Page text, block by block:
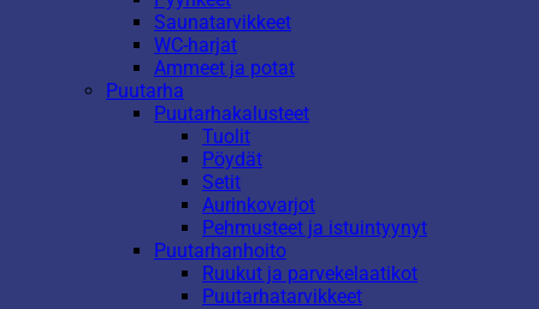
Saunatarvikkeet
WC-harjat
Ammeet ja potat
Puutarha
Puutarhakalusteet
Tuolit
Pöydät
Setit
Aurinkovarjot
Pehmusteet ja istuintyynyt
Puutarhanhoito
Ruukut ja parvekelaatikot
Puutarhatarvikkeet